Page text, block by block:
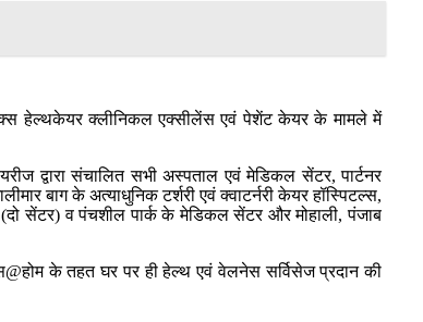
हेल्थकेयर क्लीनिकल एक्सीलेंस एवं पेशेंट केयर के मामले में
द्वारा संचालित सभी अस्पताल एवं मेडिकल सेंटर, पार्टनर
बाग के अत्याधुनिक टर्शरी एवं क्वाटर्नरी केयर हॉस्पिटल्स,
सेंटर) व पंचशील पार्क के मेडिकल सेंटर और मोहाली, पंजाब
के तहत घर पर ही हेल्थ एवं वेलनेस सर्विसेज प्रदान की